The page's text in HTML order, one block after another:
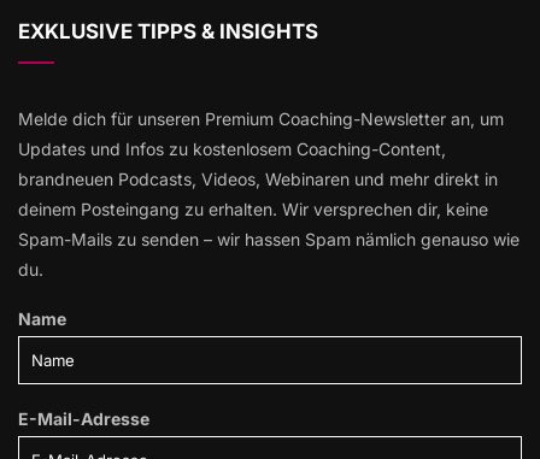
EXKLUSIVE TIPPS & INSIGHTS
Melde dich für unseren Premium Coaching-Newsletter an, um
Updates und Infos zu kostenlosem Coaching-Content,
brandneuen Podcasts, Videos, Webinaren und mehr direkt in
deinem Posteingang zu erhalten. Wir versprechen dir, keine
Spam-Mails zu senden – wir hassen Spam nämlich genauso wie
du.
Name
E-Mail-Adresse